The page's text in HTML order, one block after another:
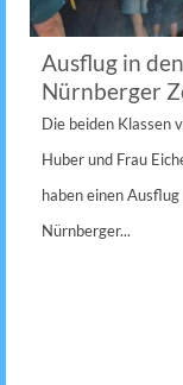
Ausflug in den
Nürnberger
Die beiden Klassen
Huber und Frau
haben einen Ausflug
Nürnberger...